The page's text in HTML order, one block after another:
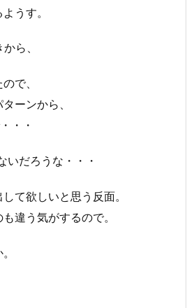
うす。
ら、
で、
ーンから、
・・
いだろうな・・・
て欲しいと思う反面。
違う気がするので。